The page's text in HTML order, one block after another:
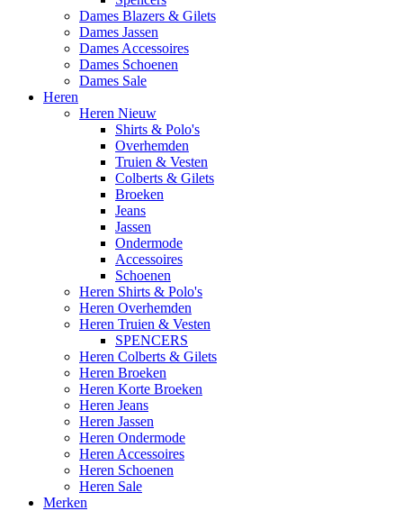
Dames Blazers & Gilets
Dames Jassen
Dames Accessoires
Dames Schoenen
Dames Sale
Heren
Heren Nieuw
Shirts & Polo's
Overhemden
Truien & Vesten
Colberts & Gilets
Broeken
Jeans
Jassen
Ondermode
Accessoires
Schoenen
Heren Shirts & Polo's
Heren Overhemden
Heren Truien & Vesten
SPENCERS
Heren Colberts & Gilets
Heren Broeken
Heren Korte Broeken
Heren Jeans
Heren Jassen
Heren Ondermode
Heren Accessoires
Heren Schoenen
Heren Sale
Merken